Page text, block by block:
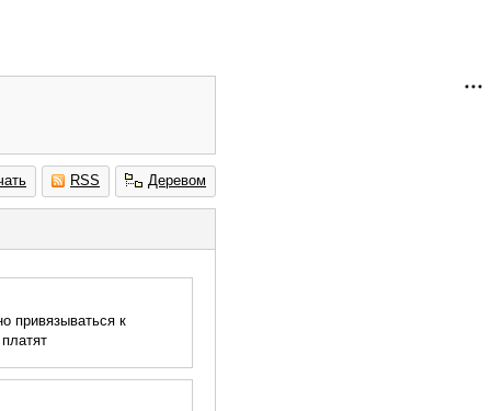
RSS Деревом
привязываться к